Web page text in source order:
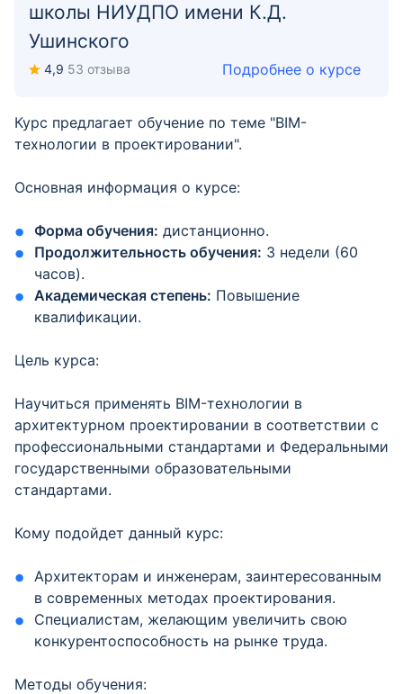
школы НИУДПО имени К.Д.
Ушинского
4,9 53 отзыва Подробнее о курсе
Курс предлагает обучение по теме "BIM-
технологии в проектировании".
Основная информация о курсе:
Форма обучения: дистанционно.
Продолжительность обучения: 3 недели (60
часов).
Академическая степень: Повышение
квалификации.
Цель курса:
Научиться применять BIM-технологии в
архитектурном проектировании в соответствии с
профессиональными стандартами и Федеральными
государственными образовательными
стандартами.
Кому подойдет данный курс:
Архитекторам и инженерам, заинтересованным
в современных методах проектирования.
Специалистам, желающим увеличить свою
конкурентоспособность на рынке труда.
Методы обучения: